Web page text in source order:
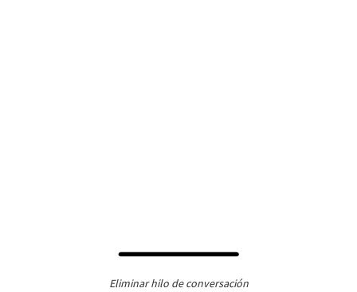
Eliminar hilo de conversación